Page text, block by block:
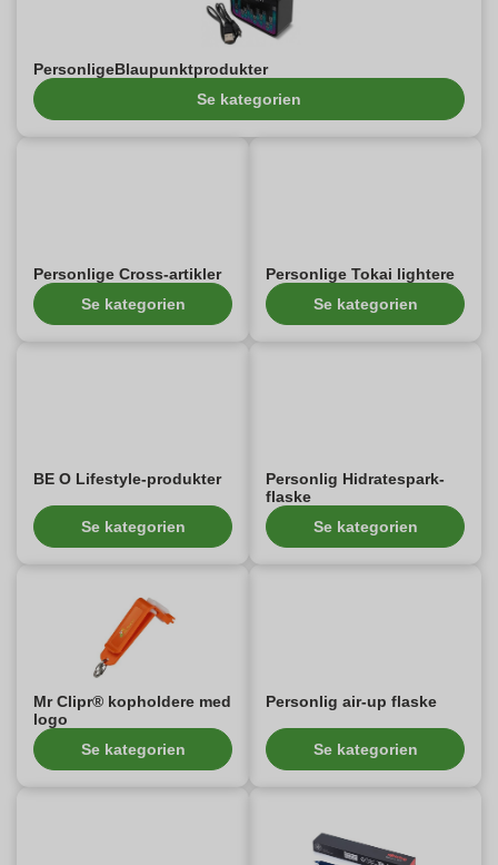
PersonligeBlaupunktprodukter
Se kategorien
Personlige Cross-artikler
Se kategorien
Personlige Tokai lightere
Se kategorien
BE O Lifestyle-produkter
Se kategorien
Personlig Hidratespark-
flaske
Se kategorien
Mr Clipr® kopholdere med
logo
Se kategorien
Personlig air-up flaske
Se kategorien